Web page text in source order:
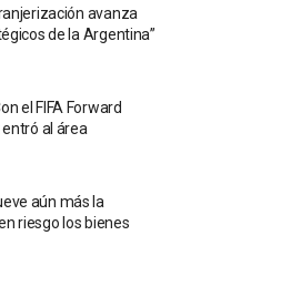
avanza
de la Argentina”
el FIFA Forward
al área
aún más la
riesgo los bienes